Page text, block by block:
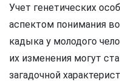
Учет генетических
аспектом понимания
кадыка у молодого
их изменения могут
загадочной